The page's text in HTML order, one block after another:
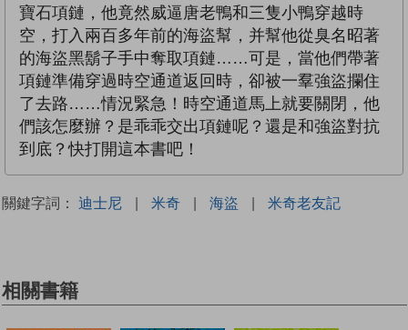
寶石項鏈，他竟然威逼唐老鴨和三隻小鴨穿越時
空，打入兩百多年前的海盜幫，并幫他從臭名昭著
的海盜黑鬍子手中奪取項鏈……可是，當他們帶著
項鏈準備穿過時空通道返回時，卻被一羣強盜攔住
了去路……情況緊急！時空通道馬上就要關閉，他
們該怎麼辦？是乖乖交出項鏈呢？還是和強盜對抗
到底？快打開這本書吧！
關鍵字詞： 迪士尼 | 米奇 | 海盜 | 米奇老友記
相關書籍